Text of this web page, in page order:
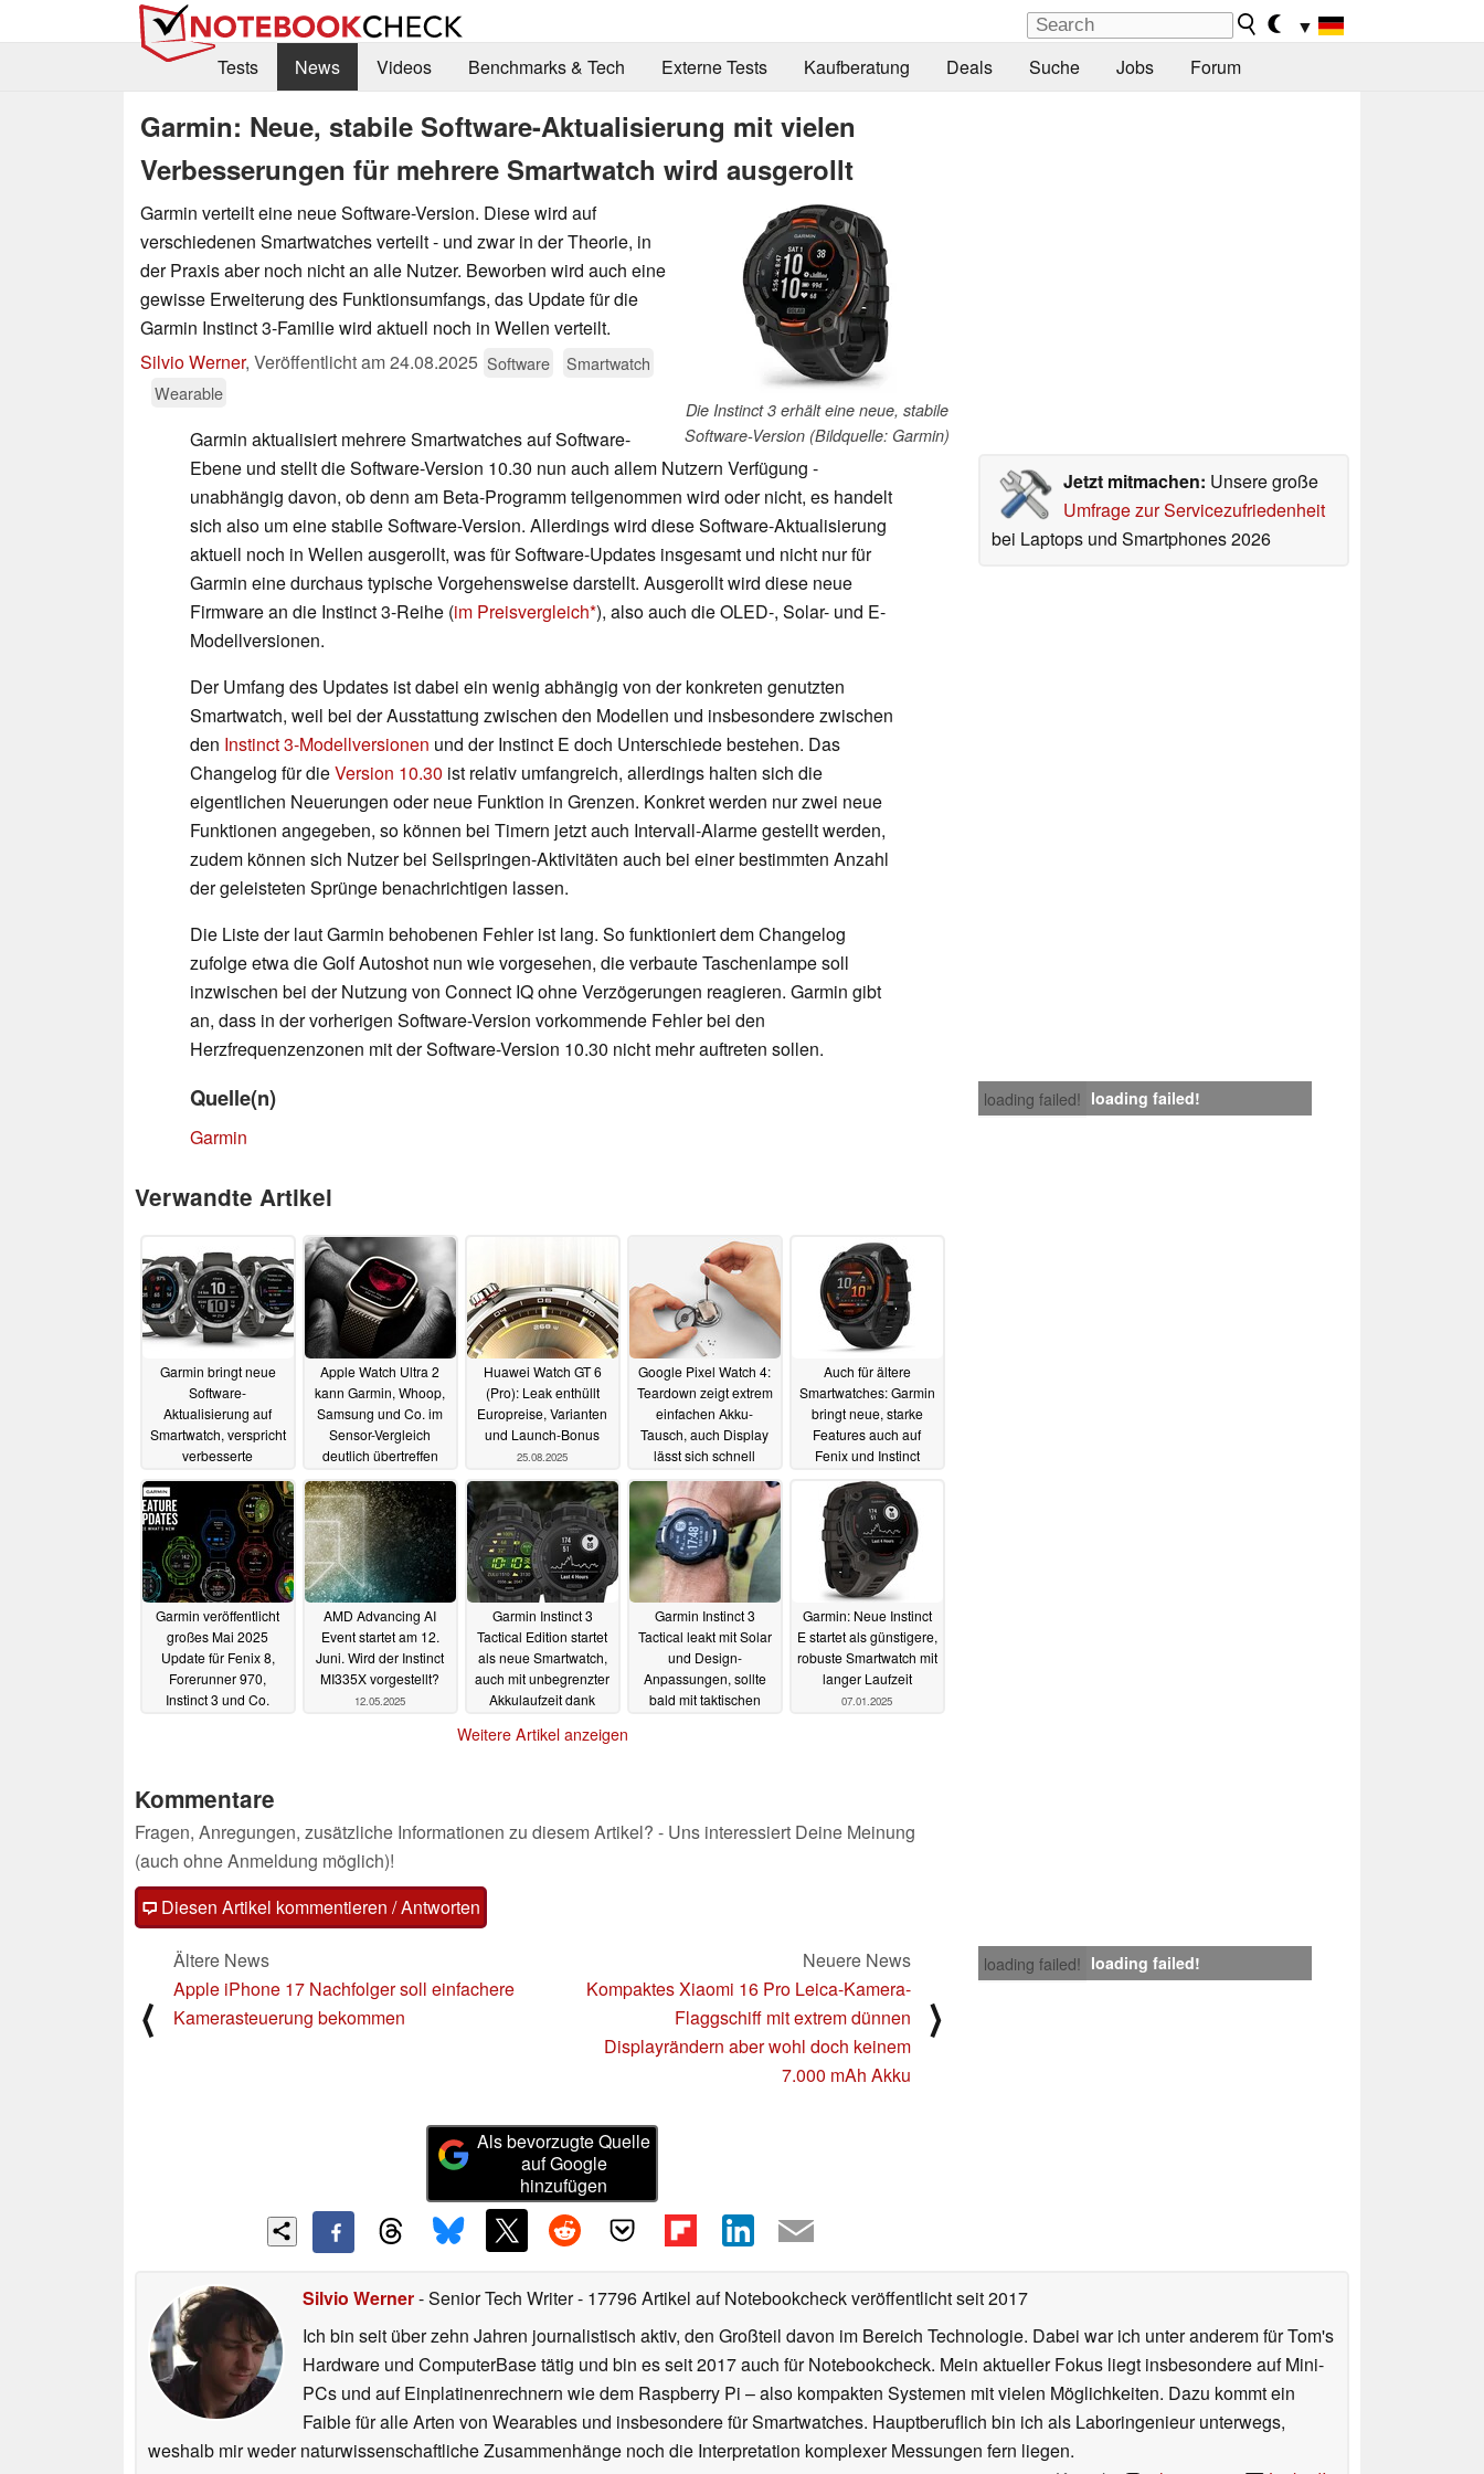
▼
Tests
News Videos Benchmarks & Tech Externe Tests Kaufberatung Deals Suche Jobs Forum
Garmin: Neue, stabile Software-Aktualisierung mit vielen
Verbesserungen für mehrere Smartwatch wird ausgerollt
Die Instinct 3 erhält eine neue, stabile
Software-Version (Bildquelle: Garmin)
Garmin verteilt eine neue Software-Version. Diese wird auf
verschiedenen Smartwatches verteilt - und zwar in der Theorie, in
der Praxis aber noch nicht an alle Nutzer. Beworben wird auch eine
gewisse Erweiterung des Funktionsumfangs, das Update für die
Garmin Instinct 3-Familie wird aktuell noch in Wellen verteilt.
Silvio Werner, Veröffentlicht am24.08.2025 Software
Smartwatch
Wearable
Jetzt mitmachen: Unsere große
Umfrage zur Servicezufriedenheit
bei Laptops und Smartphones 2026
Garmin aktualisiert mehrere Smartwatches auf Software-
Ebene und stellt die Software-Version 10.30 nun auch allem Nutzern Verfügung -
unabhängig davon, ob denn am Beta-Programm teilgenommen wird oder nicht, es handelt
sich also um eine stabile Software-Version. Allerdings wird diese Software-Aktualisierung
aktuell noch in Wellen ausgerollt, was für Software-Updates insgesamt und nicht nur für
Garmin eine durchaus typische Vorgehensweise darstellt. Ausgerollt wird diese neue
Firmware an die Instinct 3-Reihe (im Preisvergleich ), also auch die OLED-, Solar- und E-
Modellversionen.
Der Umfang des Updates ist dabei ein wenig abhängig von der konkreten genutzten
Smartwatch, weil bei der Ausstattung zwischen den Modellen und insbesondere zwischen
den Instinct 3-Modellversionen und der Instinct E doch Unterschiede bestehen. Das
Changelog für dieVersion 10.30 ist relativ umfangreich, allerdings halten sich die
eigentlichen Neuerungen oder neue Funktion in Grenzen. Konkret werden nur zwei neue
Funktionen angegeben, so können bei Timern jetzt auch Intervall-Alarme gestellt werden,
zudem können sich Nutzer bei Seilspringen-Aktivitäten auch bei einer bestimmten Anzahl
der geleisteten Sprünge benachrichtigen lassen.
Die Liste der laut Garmin behobenen Fehler ist lang. So funktioniert dem Changelog
zufolge etwa die Golf Autoshot nun wie vorgesehen, die verbaute Taschenlampe soll
inzwischen bei der Nutzung von Connect IQ ohne Verzögerungen reagieren. Garmin gibt
an, dass in der vorherigen Software-Version vorkommende Fehler bei den
Herzfrequenzenzonen mit der Software-Version 10.30 nicht mehr auftreten sollen.
loading failed! loading failed!
Quelle(n)
Garmin
Verwandte Artikel
Garmin bringt neue
Software-
Aktualisierung auf
Smartwatch, verspricht
verbesserte
30.08.2025
Apple Watch Ultra 2
kann Garmin, Whoop,
Samsung und Co. im
Sensor-Vergleich
deutlich übertreffen
25.08.2025
Huawei Watch GT 6
(Pro): Leak enthüllt
Europreise, Varianten
und Launch-Bonus
25.08.2025
Google Pixel Watch 4:
Teardown zeigt extrem
einfachen Akku-
Tausch, auch Display
lässt sich schnell
25.08.2025
Auch für ältere
Smartwatches: Garmin
bringt neue, starke
Features auch auf
Fenix und Instinct
23.05.2025
Garmin veröffentlicht
großes Mai 2025
Update für Fenix 8,
Forerunner 970,
Instinct 3 und Co.
AMD Advancing AI
Event startet am 12.
Juni. Wird der Instinct
MI335X vorgestellt?
12.05.2025
Garmin Instinct 3
Tactical Edition startet
als neue Smartwatch,
auch mit unbegrenzter
Akkulaufzeit dank
Garmin Instinct 3
Tactical leakt mit Solar
und Design-
Anpassungen, sollte
bald mit taktischen
Garmin: Neue Instinct
E startet als günstigere,
robuste Smartwatch mit
langer Laufzeit
07.01.2025
Weitere Artikel anzeigen
Kommentare
Fragen, Anregungen, zusätzliche Informationen zu diesem Artikel? - Uns interessiert Deine Meinung
(auch ohne Anmeldung möglich)!
Diesen Artikel kommentieren / Antworten
loading failed! loading failed!
⟨
Ältere News
Apple iPhone 17 Nachfolger soll einfachere
Kamerasteuerung bekommen
Neuere News
Kompaktes Xiaomi 16 Pro Leica-Kamera-
Flaggschiff mit extrem dünnen
Displayrändern aber wohl doch keinem
7.000 mAh Akku
⟩
Als bevorzugte Quelle
auf Google
hinzufügen
Silvio Werner- Senior Tech Writer- 17796 Artikel auf Notebookcheck veröffentlichtseit 2017
Ich bin seit über zehn Jahren journalistisch aktiv, den Großteil davon im Bereich Technologie. Dabei war ich unter anderem für Tom's
Hardware und ComputerBase tätig und bin es seit 2017 auch für Notebookcheck. Mein aktueller Fokus liegt insbesondere auf Mini-
PCs und auf Einplatinenrechnern wie dem Raspberry Pi – also kompakten Systemen mit vielen Möglichkeiten. Dazu kommt ein
Faible für alle Arten von Wearables und insbesondere für Smartwatches. Hauptberuflich bin ich als Laboringenieur unterwegs,
weshalb mir weder naturwissenschaftliche Zusammenhänge noch die Interpretation komplexer Messungen fern liegen.